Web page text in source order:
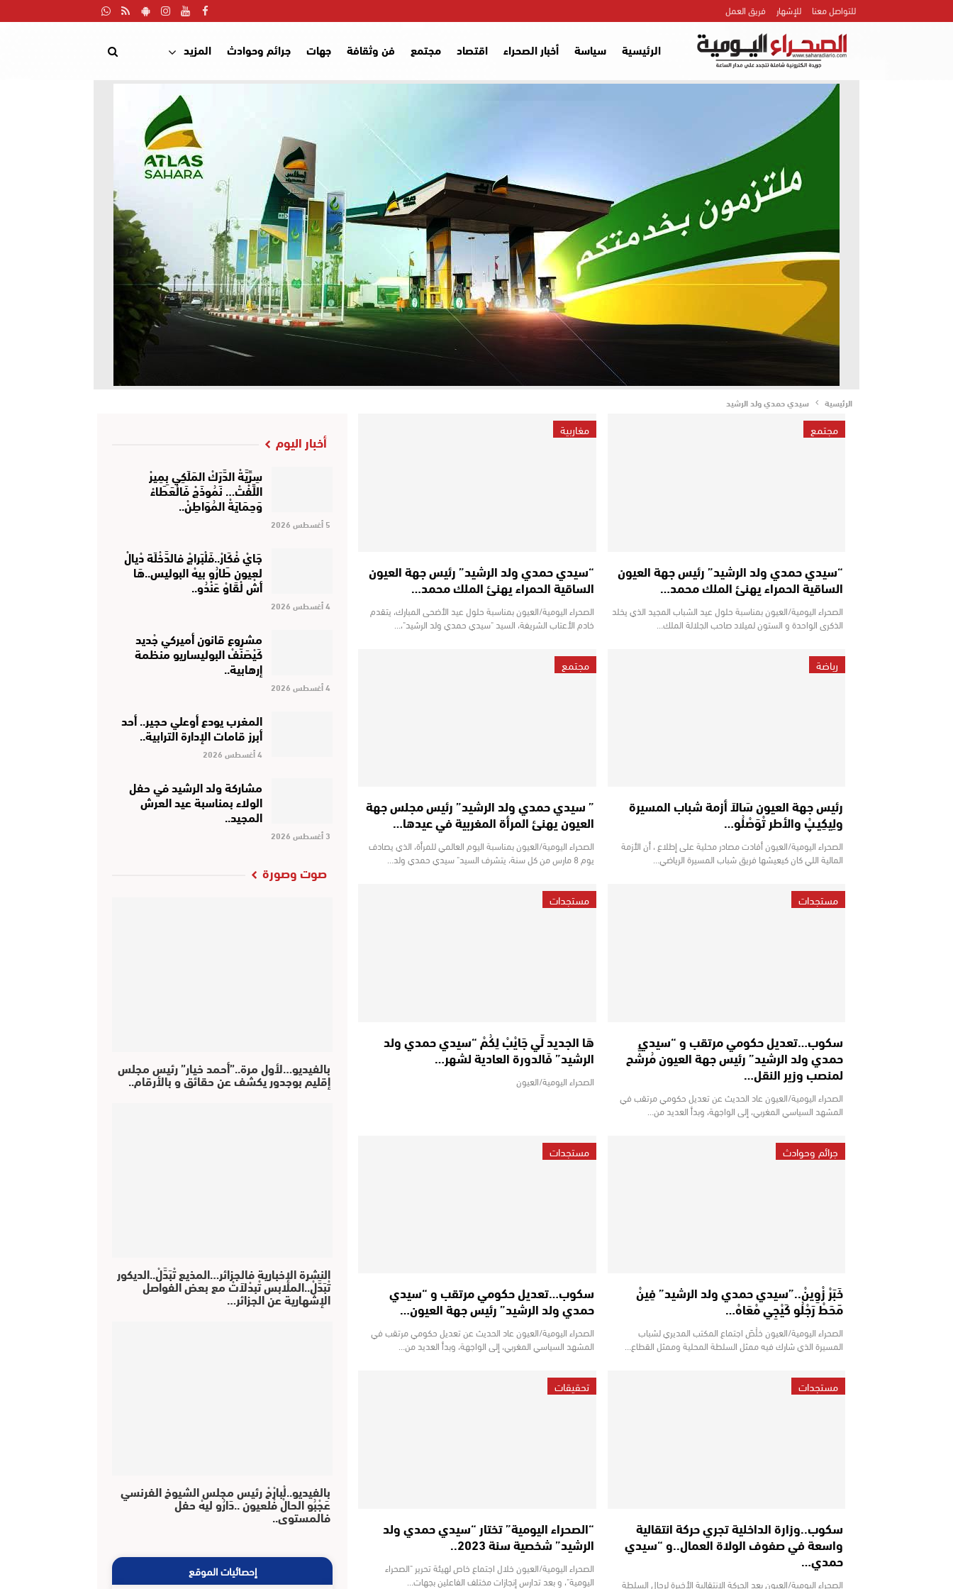
للتواصل معنا للإشهار فريق العمل
الرئيسية سياسة أخبار الصحراء اقتصاد مجتمع فن وثقافة جهات جرائم وحوادث المزيد
الرئيسية سيدي حمدي ولد الرشيد
مجتمع
“سيدي حمدي ولد الرشيد” رئيس جهة العيون
الساقية الحمراء يهنئ الملك محمد…
الصحراء اليومية/العيون بمناسبة حلول عيد الشباب المجيد الذي يخلد
الذكرى الواحدة و الستون لميلاد صاحب الجلالة الملك…
مغاربية
“سيدي حمدي ولد الرشيد” رئيس جهة العيون
الساقية الحمراء يهنئ الملك محمد…
الصحراء اليومية/العيون بمناسبة حلول عيد الأضحى المبارك، يتقدم
خادم الأعتاب الشريفة، السيد "سيدي حمدي ولد الرشيد"،…
رياضة
رئيس جهة العيون سَالاَ أزمة شباب المسيرة
ولِيكِيـپْ والأطر تْوَصْلُو…
الصحراء اليومية/العيون أفادت مصادر محلية على إطلاع ، أن الأزمة
المالية اللي كان كيعيشها فريق شباب المسيرة الرياضي…
مجتمع
” سيدي حمدي ولد الرشيد” رئيس مجلس جهة
العيون يهنئ المرأة المغربية في عيدها…
الصحراء اليومية/العيون بمناسبة اليوم العالمي للمرأة، الذي يصادف
يوم 8 مارس من كل سنة، يتشرف السيد" سيدي حمدي ولد…
مستجدات
سكوب…تعديل حكومي مرتقب و “سيدي
حمدي ولد الرشيد” رئيس جهة العيون مُرشَّح
لمنصب وزير النقل…
الصحراء اليومية/العيون عاد الحديث عن تعديل حكومي مرتقب في
المشهد السياسي المغربي، إلى الواجهة، وبدأ العديد من…
مستجدات
هَا الجديد لِّي جَايْبْ لِكُمْ “سيدي حمدي ولد
الرشيد” فَالدورة العادية لشهر…
الصحراء اليومية/العيون
جرائم وحوادث
خَبَرْ زْوِينْ..”سيدي حمدي ولد الرشيد” فِينْ
مّحَطْ رَجْلُو كَيْجِي مْعَاهْ…
الصحراء اليومية/العيون خلُصَ اجتماع المكتب المديري لشباب
المسيرة الذي شارك فيه ممثل السلطة المحلية وممثل القطاع…
مستجدات
سكوب…تعديل حكومي مرتقب و “سيدي
حمدي ولد الرشيد” رئيس جهة العيون…
الصحراء اليومية/العيون عاد الحديث عن تعديل حكومي مرتقب في
المشهد السياسي المغربي، إلى الواجهة، وبدأ العديد من…
مستجدات
سكوب..وزارة الداخلية تجري حركة انتقالية
واسعة في صفوف الولاة العمال..و “سيدي
حمدي…
الصحراء اليومية/العيون بعد الحركة الانتقالية الأخيرة لرجال السلطة
تحقيقات
“الصحراء اليومية” تختار “سيدي حمدي ولد
الرشيد” شخصية سنة 2023..
الصحراء اليومية/العيون خلال اجتماع خاص لهيئة تحرير "الصحراء
اليومية"، و بعد تدارس إنجازات مختلف الفاعلين بجهات…
أخبار اليوم
سِرِّيَّةْ الدَّرَكْ المَلَكِي بِمِيرْ
اللِّفْتْ… نَمُوذَجْ فَالْعَطَاءْ
وَحِمَايَةْ المُوَاطِنْ..
5 أغسطس 2026
جَايْ فْكَارْ..فَلْبَراجْ فالدَّخْلَة دْيالْ
لعيون طَارُو بيهْ البوليس..هَا
أشْ لْقَاوْ عَنْدُو..
4 أغسطس 2026
مشروع قانون أميركي جْديد
كَيْصَنَّفْ البوليساريو منظمة
إرهابية..
4 أغسطس 2026
المغرب يودع أوعلي حجير.. أحد
أبرز قامات الإدارة الترابية..
4 أغسطس 2026
مشاركة ولد الرشيد في حفل
الولاء بمناسبة عيد العرش
المجيد..
3 أغسطس 2026
صوت وصورة
بالفيديو…لأول مرة..”أحمد خيار” رئيس مجلس
إقليم بوجدور يكشف عن حقائق و بالأرقام..
النشرة الإخبارية فالجزائر…المذيع تْبَدَّلْ..الديكور
تْبَدَّلْ..الملابس تْبدْلاَتْ مع بعض الفواصل
الإشهارية عن الجزائر…
بالفيديو..لْبارْحْ رئيس مجلس الشيوخ الفرنسي
عَجْبُو الحالْ فْلعيون ..دَارُو ليهْ حفل
فالمستوى..
إحصائيات الموقع